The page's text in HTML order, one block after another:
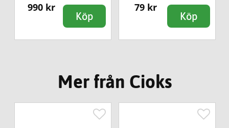
990 kr
Köp
79 kr
Köp
Mer från Cioks